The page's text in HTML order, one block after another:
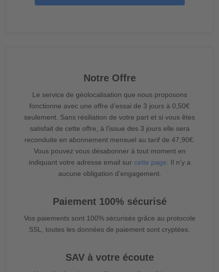
Notre Offre
Le service de géolocalisation que nous proposons
fonctionne avec une offre d’essai de 3 jours à 0,50€
seulement. Sans résiliation de votre part et si vous êtes
satisfait de cette offre, à l’issue des 3 jours elle sera
reconduite en abonnement mensuel au tarif de 47,90€.
Vous pouvez vous désabonner à tout moment en
indiquant votre adresse email sur cette page. Il n’y a
aucune obligation d’engagement.
Paiement 100% sécurisé
Vos paiements sont 100% sécurisés grâce au protocole
SSL, toutes les données de paiement sont cryptées.
SAV à votre écoute